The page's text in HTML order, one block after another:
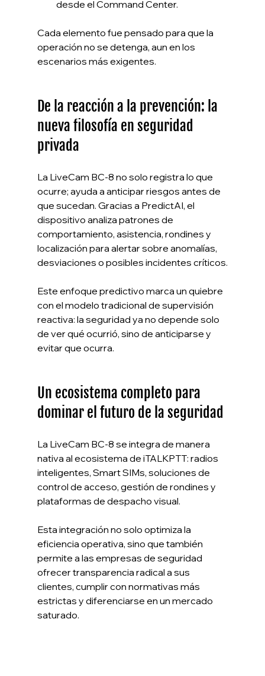
desde el Command Center.
Cada elemento fue pensado para que la
operación no se detenga, aun en los
escenarios más exigentes.
De la reacción a la prevención: la
nueva filosofía en seguridad
privada
La LiveCam BC-8 no solo registra lo que
ocurre; ayuda a anticipar riesgos antes de
que sucedan. Gracias a PredictAI, el
dispositivo analiza patrones de
comportamiento, asistencia, rondines y
localización para alertar sobre anomalías,
desviaciones o posibles incidentes críticos.
Este enfoque predictivo marca un quiebre
con el modelo tradicional de supervisión
reactiva: la seguridad ya no depende solo
de ver qué ocurrió, sino de anticiparse y
evitar que ocurra.
Un ecosistema completo para
dominar el futuro de la seguridad
La LiveCam BC-8 se integra de manera
nativa al ecosistema de iTALKPTT: radios
inteligentes, Smart SIMs, soluciones de
control de acceso, gestión de rondines y
plataformas de despacho visual.
Esta integración no solo optimiza la
eficiencia operativa, sino que también
permite a las empresas de seguridad
ofrecer transparencia radical a sus
clientes, cumplir con normativas más
estrictas y diferenciarse en un mercado
saturado.